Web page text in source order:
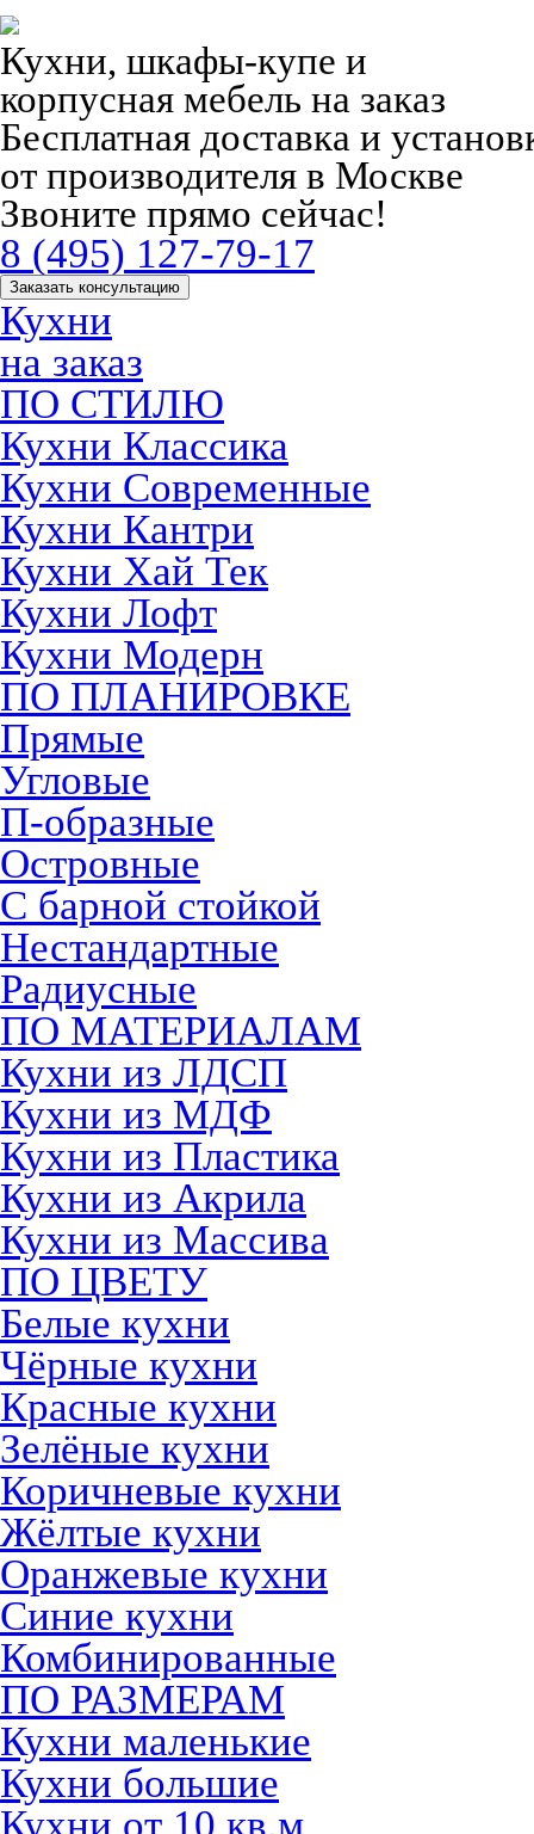
Кухни, шкафы-купе и
корпусная мебель на заказ
Бесплатная доставка и
от производителя в Москве
Звоните прямо сейчас!
8 (495) 127-79-17
Заказать консультацию
Кухни
на заказ
ПО СТИЛЮ
Кухни Классика
Кухни Современные
Кухни Кантри
Кухни Хай Тек
Кухни Лофт
Кухни Модерн
ПО ПЛАНИРОВКЕ
Прямые
Угловые
П-образные
Островные
С барной стойкой
Нестандартные
Радиусные
ПО МАТЕРИАЛАМ
Кухни из ЛДСП
Кухни из МДФ
Кухни из Пластика
Кухни из Акрила
Кухни из Массива
ПО ЦВЕТУ
Белые кухни
Чёрные кухни
Красные кухни
Зелёные кухни
Коричневые кухни
Жёлтые кухни
Оранжевые кухни
Синие кухни
Комбинированные
ПО РАЗМЕРАМ
Кухни маленькие
Кухни большие